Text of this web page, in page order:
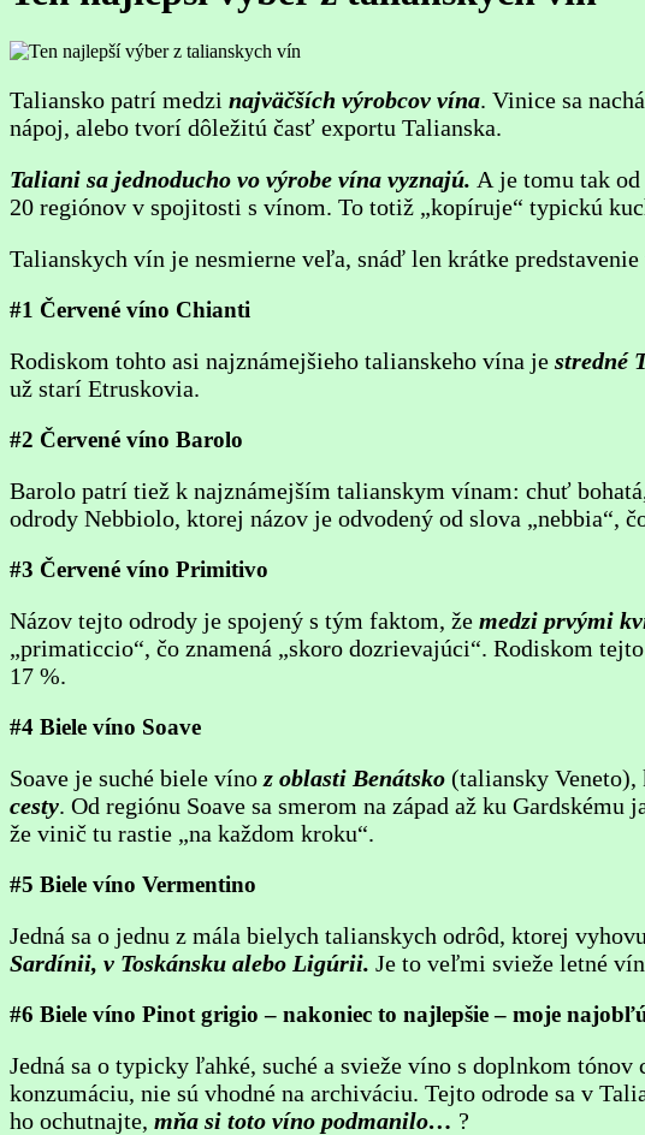
Taliansko patrí medzi najväčších výrobcov vína. Vinice sa
nápoj, alebo tvorí dôležitú časť exportu Talianska.
Taliani sa jednoducho vo výrobe vína vyznajú. A je tomu tak
20 regiónov v spojitosti s vínom. To totiž „kopíruje“ typickú
Talianskych vín je nesmierne veľa, snáď len krátke
#1 Červené víno Chianti
Rodiskom tohto asi najznámejšieho talianskeho vína je stredné
už starí Etruskovia.
#2 Červené víno Barolo
Barolo patrí tiež k najznámejším talianskym vínam: chuť
odrody Nebbiolo, ktorej názov je odvodený od slova „nebbia“,
#3 Červené víno Primitivo
Názov tejto odrody je spojený s tým faktom, že medzi prvými
„primaticcio“, čo znamená „skoro dozrievajúci“. Rodiskom
17 %.
#4 Biele víno Soave
Soave je suché biele víno z oblasti Benátsko (taliansky Veneto),
cesty. Od regiónu Soave sa smerom na západ až ku
že vinič tu rastie „na každom kroku“.
#5 Biele víno Vermentino
Jedná sa o jednu z mála bielych talianskych odrôd, ktorej
Sardínii, v Toskánsku alebo Ligúrii. Je to veľmi svieže letné
#6 Biele víno Pinot grigio – nakoniec to najlepšie – moje
Jedná sa o typicky ľahké, suché a svieže víno s doplnkom
konzumáciu, nie sú vhodné na archiváciu. Tejto odrode sa v
ho ochutnajte, mňa si toto víno podmanilo… ?